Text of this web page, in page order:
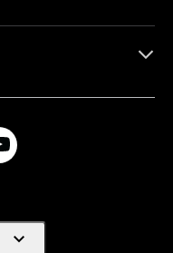
expand_more